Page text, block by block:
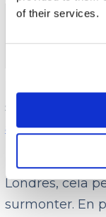
of their services.
5-
sérieusement
anglais!
Pour les
Londres, cela
surmonter. En